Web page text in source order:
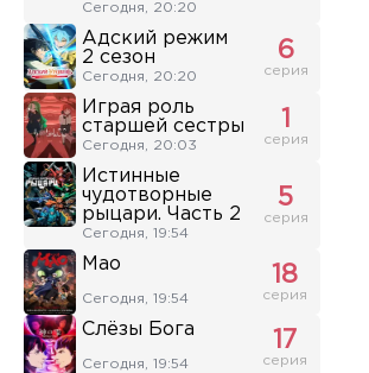
Сегодня, 20:20
Адский режим
2 сезон
Сегодня, 20:20
6
серия
Играя роль
старшей сестры
Сегодня, 20:03 серия
Истинные
чудотворные
рыцари. Часть 2
Сегодня, 19:54
5
серия
Мао
Сегодня, 19:54
18
серия
Слёзы Бога
Сегодня, 19:54
17
серия